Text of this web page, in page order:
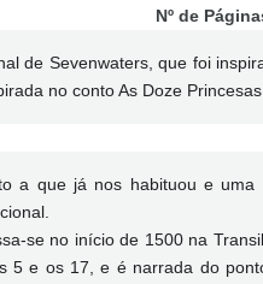
Nº de
de Sevenwaters, que foi
no conto As Doze
a que já nos habituou e uma
se no início de 1500 na
5 e os 17, e é narrada do